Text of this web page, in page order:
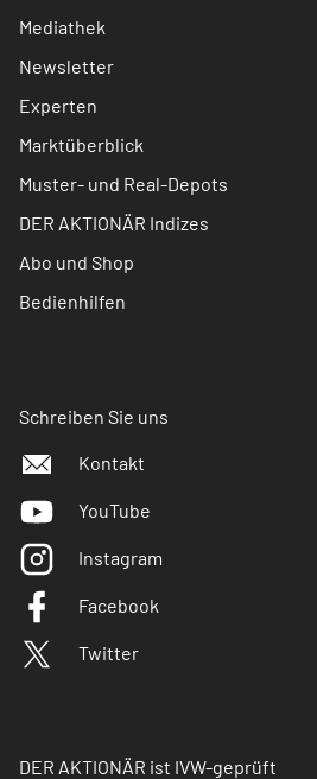
Mediathek
Newsletter
Experten
Marktüberblick
Muster- und Real-Depots
DER AKTIONÄR Indizes
Abo und Shop
Bedienhilfen
Schreiben Sie uns
Kontakt
YouTube
Instagram
Facebook
Twitter
DER AKTIONÄR ist IVW-geprüft